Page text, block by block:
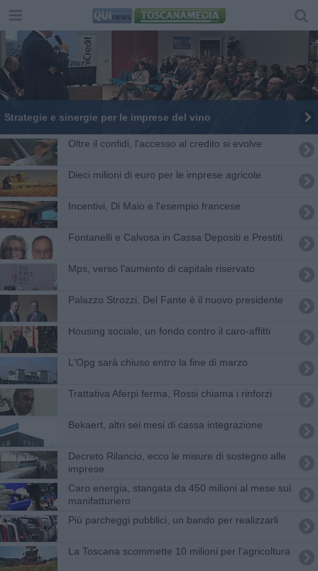
Strategie e sinergie per le imprese del vino
Oltre il confidi, l'accesso al credito si evolve
Dieci milioni di euro per le imprese agricole
Incentivi, Di Maio e l'esempio francese
Fontanelli e Calvosa in Cassa Depositi e Prestiti
Mps, verso l'aumento di capitale riservato
Palazzo Strozzi, Del Fante è il nuovo presidente
Housing sociale, un fondo contro il caro-affitti
L'Opg sarà chiuso entro la fine di marzo
Trattativa Aferpi ferma, Rossi chiama i rinforzi
Bekaert, altri sei mesi di cassa integrazione
Decreto Rilancio, ecco le misure di sostegno alle
imprese
Caro energia, stangata da 450 milioni al mese sul
manifatturiero
Più parcheggi pubblici, un bando per realizzarli
La Toscana scommette 10 milioni per l'agricoltura